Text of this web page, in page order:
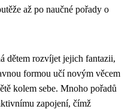
až po naučné pořady o
dětem rozvíjet jejich fantazii,
formou učí novým věcem
kolem sebe. Mnoho pořadů
zapojení, čímž